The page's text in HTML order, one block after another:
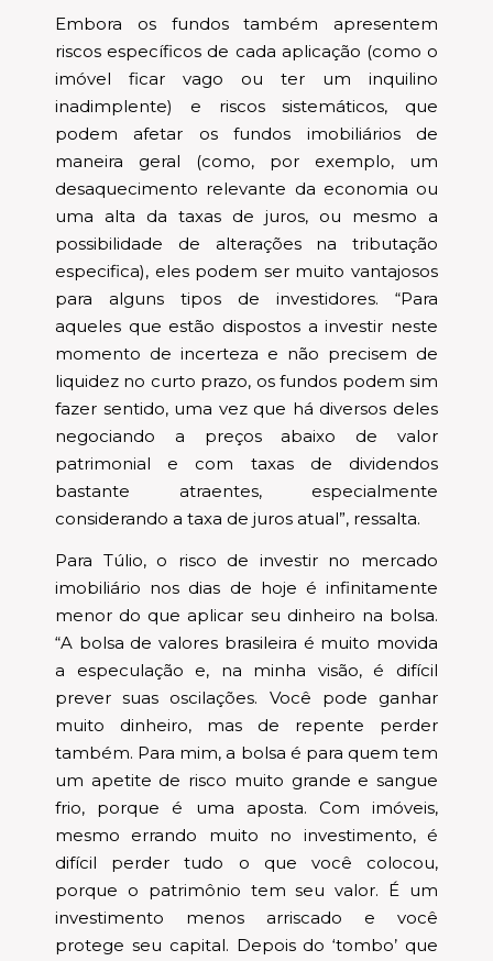
Embora os fundos também apresentem
riscos específicos de cada aplicação (como o
imóvel ficar vago ou ter um inquilino
inadimplente) e riscos sistemáticos, que
podem afetar os fundos imobiliários de
maneira geral (como, por exemplo, um
desaquecimento relevante da economia ou
uma alta da taxas de juros, ou mesmo a
possibilidade de alterações na tributação
especifica), eles podem ser muito vantajosos
para alguns tipos de investidores. “Para
aqueles que estão dispostos a investir neste
momento de incerteza e não precisem de
liquidez no curto prazo, os fundos podem sim
fazer sentido, uma vez que há diversos deles
negociando a preços abaixo de valor
patrimonial e com taxas de dividendos
bastante atraentes, especialmente
considerando a taxa de juros atual”, ressalta.
Para Túlio, o risco de investir no mercado
imobiliário nos dias de hoje é infinitamente
menor do que aplicar seu dinheiro na bolsa.
“A bolsa de valores brasileira é muito movida
a especulação e, na minha visão, é difícil
prever suas oscilações. Você pode ganhar
muito dinheiro, mas de repente perder
também. Para mim, a bolsa é para quem tem
um apetite de risco muito grande e sangue
frio, porque é uma aposta. Com imóveis,
mesmo errando muito no investimento, é
difícil perder tudo o que você colocou,
porque o patrimônio tem seu valor. É um
investimento menos arriscado e você
protege seu capital. Depois do ‘tombo’ que